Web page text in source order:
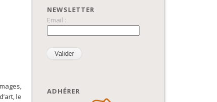
le
NEWSLETTER
Email :
ADHÉRER